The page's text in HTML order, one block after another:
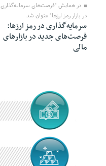
در همایش "فرصت‌های سرمایه‌گذاری
در بازار رمز ارزها" عنوان شد
سرمایه‌گذاری در رمز ارزها:
فرصت‌های جدید در بازارهای
مالی